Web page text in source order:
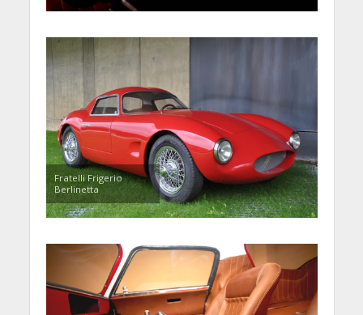
Fratelli Frigerio
Berlinetta